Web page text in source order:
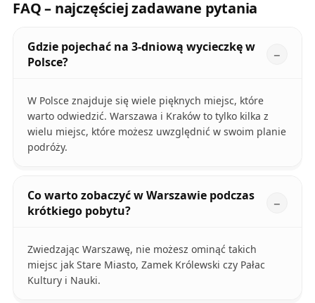
FAQ – najczęściej zadawane pytania
Gdzie pojechać na 3-dniową wycieczkę w
Polsce?
W Polsce znajduje się wiele pięknych miejsc, które
warto odwiedzić. Warszawa i Kraków to tylko kilka z
wielu miejsc, które możesz uwzględnić w swoim planie
podróży.
Co warto zobaczyć w Warszawie podczas
krótkiego pobytu?
Zwiedzając Warszawę, nie możesz ominąć takich
miejsc jak Stare Miasto, Zamek Królewski czy Pałac
Kultury i Nauki.